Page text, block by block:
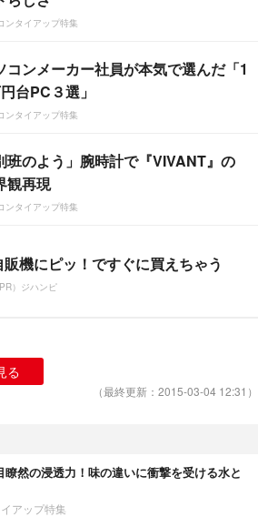
ンタイアップ特集
コンメーカー社員が本気で選んだ「1
台PC３選」
ンタイアップ特集
班のよう」腕時計で『VIVANT』の
観再現
ンタイアップ特集
販機にピッ！ですぐに買えちゃう
PR）ジハンピ
る
（最終更新：2015-03-04 12:31）
瞭然の浸透力！味の違いに衝撃を受ける水と
アップ特集